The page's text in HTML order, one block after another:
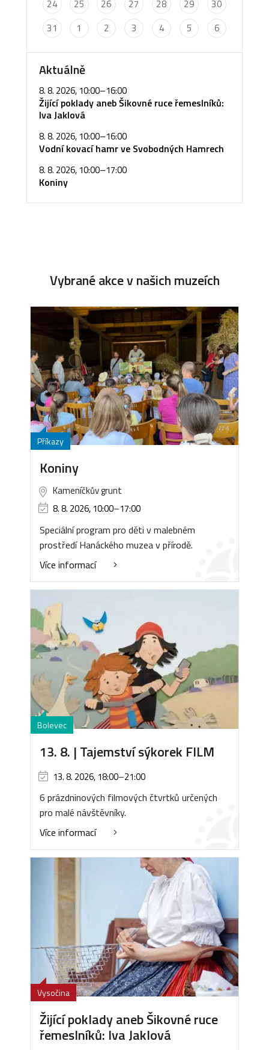
24 25 26 27 28 29
30
31
1 2 3 4 5 6
Aktuálně
8. 8. 2026, 10:00–16:00
Žijící poklady aneb Šikovné ruce řemeslníků:
Iva Jaklová
8. 8. 2026, 10:00–16:00
Vodní kovací hamr ve Svobodných Hamrech
8. 8. 2026, 10:00–17:00
Koniny
Vybrané akce v našich muzeích
Příkazy
Koniny
Kameníčkův grunt
8. 8. 2026, 10:00–17:00
Speciální program pro děti v malebném
prostředí Hanáckého muzea v přírodě.
Více informací
Bolevec
13. 8. | Tajemství sýkorek FILM
13. 8. 2026, 18:00–21:00
6 prázdninových filmových čtvrtků určených
pro malé návštěvníky.
Více informací
Vysočina
Žijící poklady aneb Šikovné ruce
řemeslníků: Iva Jaklová